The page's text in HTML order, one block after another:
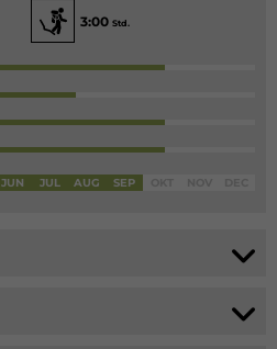
3:00 Std.
JUN JUL AUG SEP